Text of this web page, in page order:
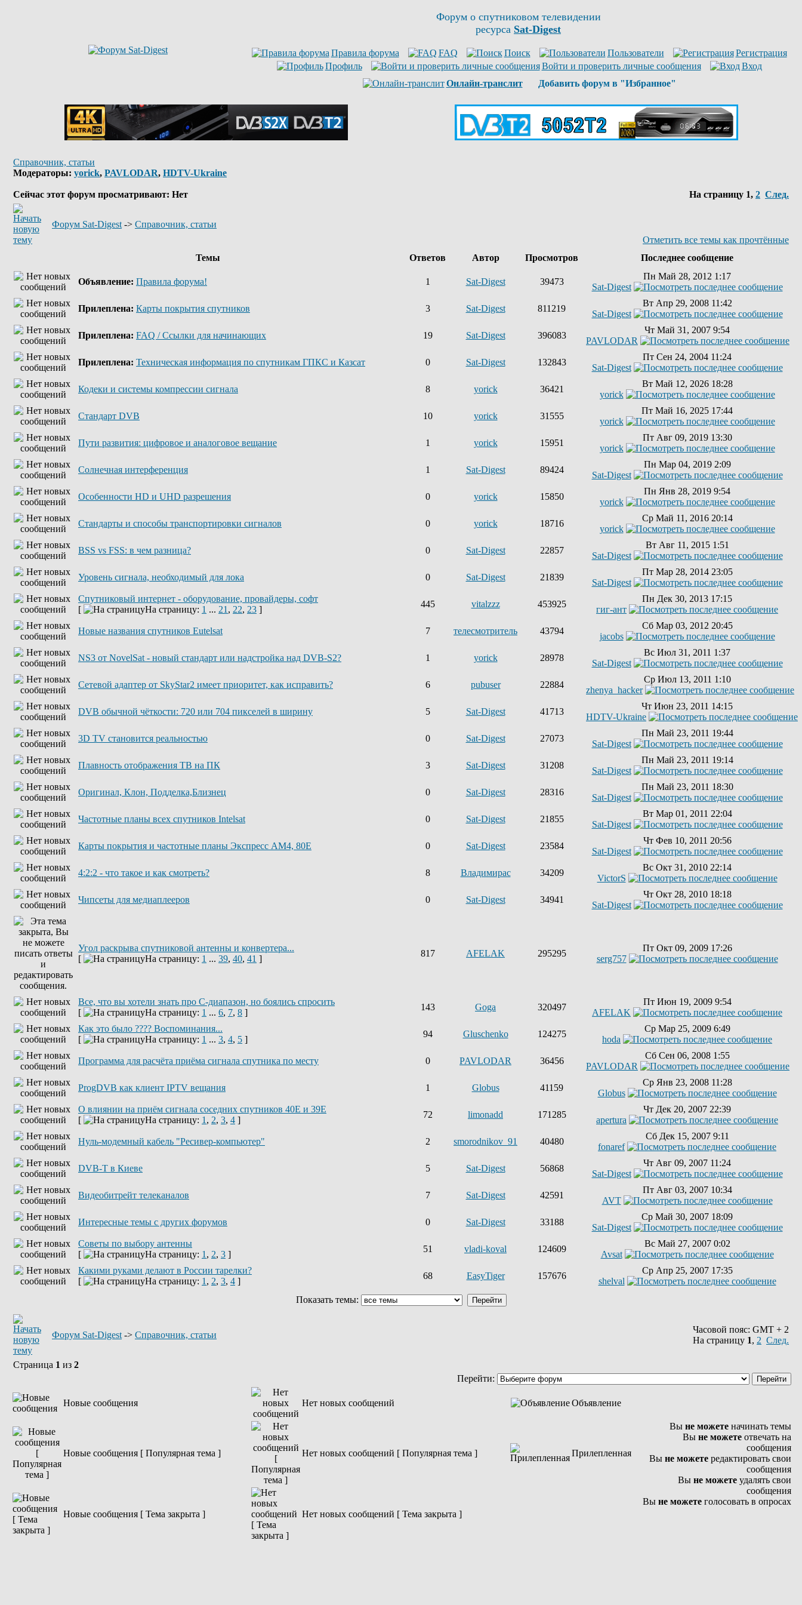
Форум о спутниковом телевидении
ресурса Sat-Digest
Правила форума FAQ Поиск Пользователи
Регистрация
Профиль
Войти и проверить личные сообщения
Вход
Онлайн-транслит
Добавить форум в "Избранное"
Справочник, статьи
Модераторы: yorick, PAVLODAR, HDTV-Ukraine
Сейчас этот форум просматривают: Нет На страницу 1, 2 След.
Форум Sat-Digest -> Справочник, статьи
Отметить все темы как прочтённые
Темы
Ответов Автор Просмотров Последнее сообщение
Объявление: Правила форума! 1 Sat-Digest 39473
Пн Май 28, 2012 1:17
Sat-Digest
Прилеплена: Карты покрытия спутников 3 Sat-Digest 811219
Вт Апр 29, 2008 11:42
Sat-Digest
Прилеплена: FAQ / Ссылки для начинающих 19 Sat-Digest 396083
Чт Май 31, 2007 9:54
PAVLODAR
Прилеплена: Техническая информация по спутникам ГПКС и Казсат 0 Sat-Digest 132843
Пт Сен 24, 2004 11:24
Sat-Digest
Кодеки и системы компрессии сигнала 8 yorick 36421
Вт Май 12, 2026 18:28
yorick
Стандарт DVB 10 yorick 31555
Пт Май 16, 2025 17:44
yorick
Пути развития: цифровое и аналоговое вещание 1 yorick 15951
Пт Авг 09, 2019 13:30
yorick
Солнечная интерференция 1 Sat-Digest 89424
Пн Мар 04, 2019 2:09
Sat-Digest
Особенности HD и UHD разрешения 0 yorick 15850
Пн Янв 28, 2019 9:54
yorick
Стандарты и способы транспортировки сигналов 0 yorick 18716
Ср Май 11, 2016 20:14
yorick
BSS vs FSS: в чем разница? 0 Sat-Digest 22857
Вт Авг 11, 2015 1:51
Sat-Digest
Уровень сигнала, необходимый для лока 0 Sat-Digest 21839
Пт Мар 28, 2014 23:05
Sat-Digest
Спутниковый интернет - оборудование, провайдеры, софт
[
На страницу: 1 ... 21 , 22, 23 ]
445 vitalzzz 453925
Пн Дек 30, 2013 17:15
гиг-ант
Новые названия спутников Eutelsat 7 телесмотритель 43794
Сб Мар 03, 2012 20:45
jacobs
NS3 от NovelSat - новый стандарт или надстройка над DVB-S2? 1 yorick 28978
Вс Июл 31, 2011 1:37
Sat-Digest
Сетевой адаптер от SkyStar2 имеет приоритет, как исправить? 6 pubuser 22884
Ср Июл 13, 2011 1:10
zhenya_hacker
DVB обычной чёткости: 720 или 704 пикселей в ширину 5 Sat-Digest 41713
Чт Июн 23, 2011 14:15
HDTV-Ukraine
3D TV становится реальностью 0 Sat-Digest 27073
Пн Май 23, 2011 19:44
Sat-Digest
Плавность отображения ТВ на ПК 3 Sat-Digest 31208
Пн Май 23, 2011 19:14
Sat-Digest
Оригинал, Клон, Подделка,Близнец 0 Sat-Digest 28316
Пн Май 23, 2011 18:30
Sat-Digest
Частотные планы всех спутников Intelsat 0 Sat-Digest 21855
Вт Мар 01, 2011 22:04
Sat-Digest
Карты покрытия и частотные планы Экспресс AM4, 80E 0 Sat-Digest 23584
Чт Фев 10, 2011 20:56
Sat-Digest
4:2:2 - что такое и как смотреть? 8 Владимирас 34209
Вс Окт 31, 2010 22:14
VictorS
Чипсеты для медиаплееров 0 Sat-Digest 34941
Чт Окт 28, 2010 18:18
Sat-Digest
Угол раскрыва спутниковой антенны и конвертера...
[
На страницу: 1 ... 39, 40, 41 ]
817 AFELAK 295295
Пт Окт 09, 2009 17:26
serg757
Все, что вы хотели знать про С-диапазон, но боялись спросить
[
На страницу: 1 ... 6, 7, 8 ]
143 Goga 320497
Пт Июн 19, 2009 9:54
AFELAK
Как это было ???? Воспоминания...
[
На страницу: 1 ... 3, 4, 5 ]
94 Gluschenko 124275
Ср Мар 25, 2009 6:49
hoda
Программа для расчёта приёма сигнала спутника по месту 0 PAVLODAR 36456
Сб Сен 06, 2008 1:55
PAVLODAR
ProgDVB как клиент IPTV вещания 1 Globus 41159
Ср Янв 23, 2008 11:28
Globus
О влиянии на приём сигнала соседних спутников 40E и 39E
[
На страницу: 1 , 2, 3, 4 ]
72 limonadd 171285
Чт Дек 20, 2007 22:39
apertura
Нуль-модемный кабель "Ресивер-компьютер" 2 smorodnikov_91 40480
Сб Дек 15, 2007 9:11
fonaref
DVB-T в Киеве 5 Sat-Digest 56868
Чт Авг 09, 2007 11:24
Sat-Digest
Видеобитрейт телеканалов 7 Sat-Digest 42591
Пт Авг 03, 2007 10:34
AVT
Интересные темы с других форумов 0 Sat-Digest 33188
Ср Май 30, 2007 18:09
Sat-Digest
Советы по выбору антенны
[
На страницу: 1 , 2, 3 ]
51 vladi-koval 124609
Вс Май 27, 2007 0:02
Avsat
Какими руками делают в России тарелки?
[
На страницу: 1 , 2, 3, 4 ]
68 EasyTiger 157676
Ср Апр 25, 2007 17:35
shelval
Показать темы:
Форум Sat-Digest -> Справочник, статьи
Часовой пояс: GMT + 2
На страницу 1, 2 След.
Страница 1 из 2
Перейти:
Новые сообщения Нет новых сообщений Объявление
Новые сообщения [ Популярная тема ] Нет новых сообщений [ Популярная тема ] Прилепленная
Новые сообщения [ Тема закрыта ] Нет новых сообщений [ Тема закрыта ]
Вы не можете начинать темы
Вы не можете отвечать на
сообщения
Вы не можете редактировать свои
сообщения
Вы не можете удалять свои
сообщения
Вы не можете голосовать в опросах